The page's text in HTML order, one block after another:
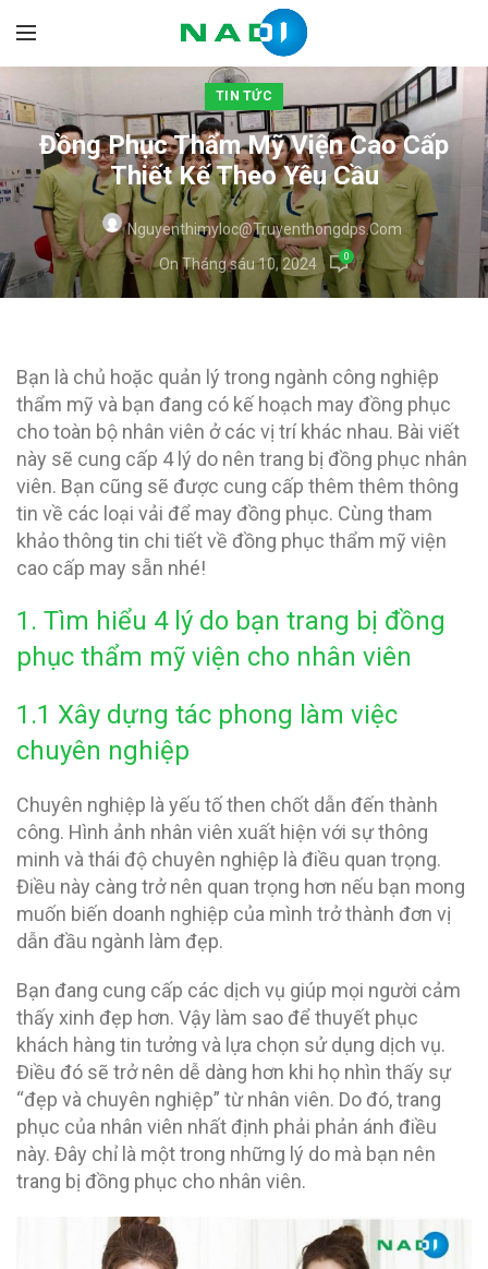
TIN TỨC
Đồng Phục Thẩm Mỹ Viện Cao Cấp
Thiết Kế Theo Yêu Cầu
Nguyenthimyloc@truyenthongdps.com
On Tháng sáu 10, 2024
0
Bạn là chủ hoặc quản lý trong ngành công nghiệp
thẩm mỹ và bạn đang có kế hoạch may đồng phục
cho toàn bộ nhân viên ở các vị trí khác nhau. Bài viết
này sẽ cung cấp 4 lý do nên trang bị đồng phục nhân
viên. Bạn cũng sẽ được cung cấp thêm thêm thông
tin về các loại vải để may đồng phục. Cùng tham
khảo thông tin chi tiết về đồng phục thẩm mỹ viện
cao cấp may sẵn nhé!
1. Tìm hiểu 4 lý do bạn trang bị đồng
phục thẩm mỹ viện cho nhân viên
1.1 Xây dựng tác phong làm việc
chuyên nghiệp
Chuyên nghiệp là yếu tố then chốt dẫn đến thành
công. Hình ảnh nhân viên xuất hiện với sự thông
minh và thái độ chuyên nghiệp là điều quan trọng.
Điều này càng trở nên quan trọng hơn nếu bạn mong
muốn biến doanh nghiệp của mình trở thành đơn vị
dẫn đầu ngành làm đẹp.
Bạn đang cung cấp các dịch vụ giúp mọi người cảm
thấy xinh đẹp hơn. Vậy làm sao để thuyết phục
khách hàng tin tưởng và lựa chọn sử dụng dịch vụ.
Điều đó sẽ trở nên dễ dàng hơn khi họ nhìn thấy sự
“đẹp và chuyên nghiệp” từ nhân viên. Do đó, trang
phục của nhân viên nhất định phải phản ánh điều
này. Đây chỉ là một trong những lý do mà bạn nên
trang bị đồng phục cho nhân viên.